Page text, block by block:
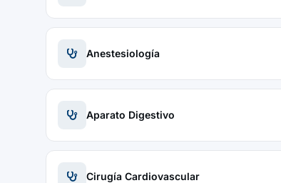
Anestesiología
Aparato Digestivo
Cirugía Cardiovascular